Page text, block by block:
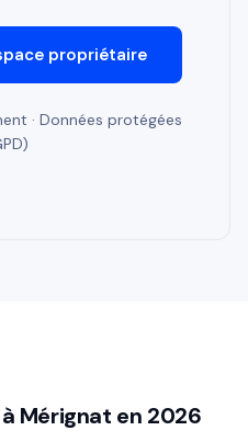
propriétaire
· Données protégées
Mérignat en 2026